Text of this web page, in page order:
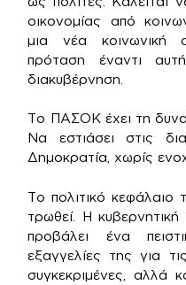
οικονομίας από
μια νέα κοινωνική
πρόταση έναντι
διακυβέρνηση.
Το ΠΑΣΟΚ έχει τη
Να εστιάσει στις
Δημοκρατία, χωρίς
Το πολιτικό κεφάλαιο
τρωθεί. Η
προβάλει ένα
εξαγγελίες της για
συγκεκριμένες, αλλά